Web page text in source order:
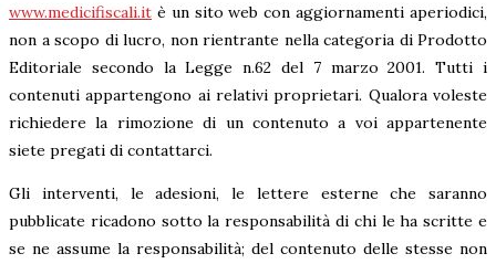
www.medicifiscali.it è un sito web con aggiornamenti aperiodici,
non a scopo di lucro, non rientrante nella categoria di Prodotto
Editoriale secondo la Legge n.62 del 7 marzo 2001. Tutti i
contenuti appartengono ai relativi proprietari. Qualora voleste
richiedere la rimozione di un contenuto a voi appartenente
siete pregati di contattarci.
Gli interventi, le adesioni, le lettere esterne che saranno
pubblicate ricadono sotto la responsabilità di chi le ha scritte e
se ne assume la responsabilità; del contenuto delle stesse non